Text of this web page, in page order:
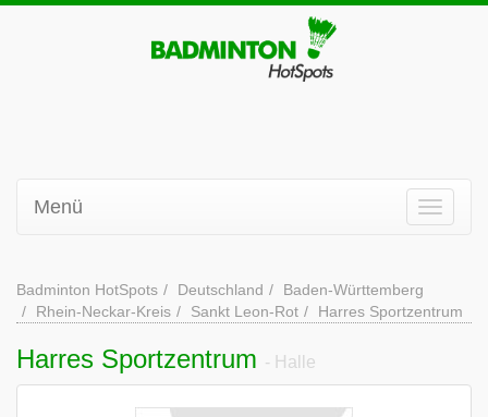
Menü
Badminton HotSpots Deutschland
Baden-Württemberg
Rhein-Neckar-Kreis
Sankt Leon-Rot Harres Sportzentrum
Harres Sportzentrum - Halle